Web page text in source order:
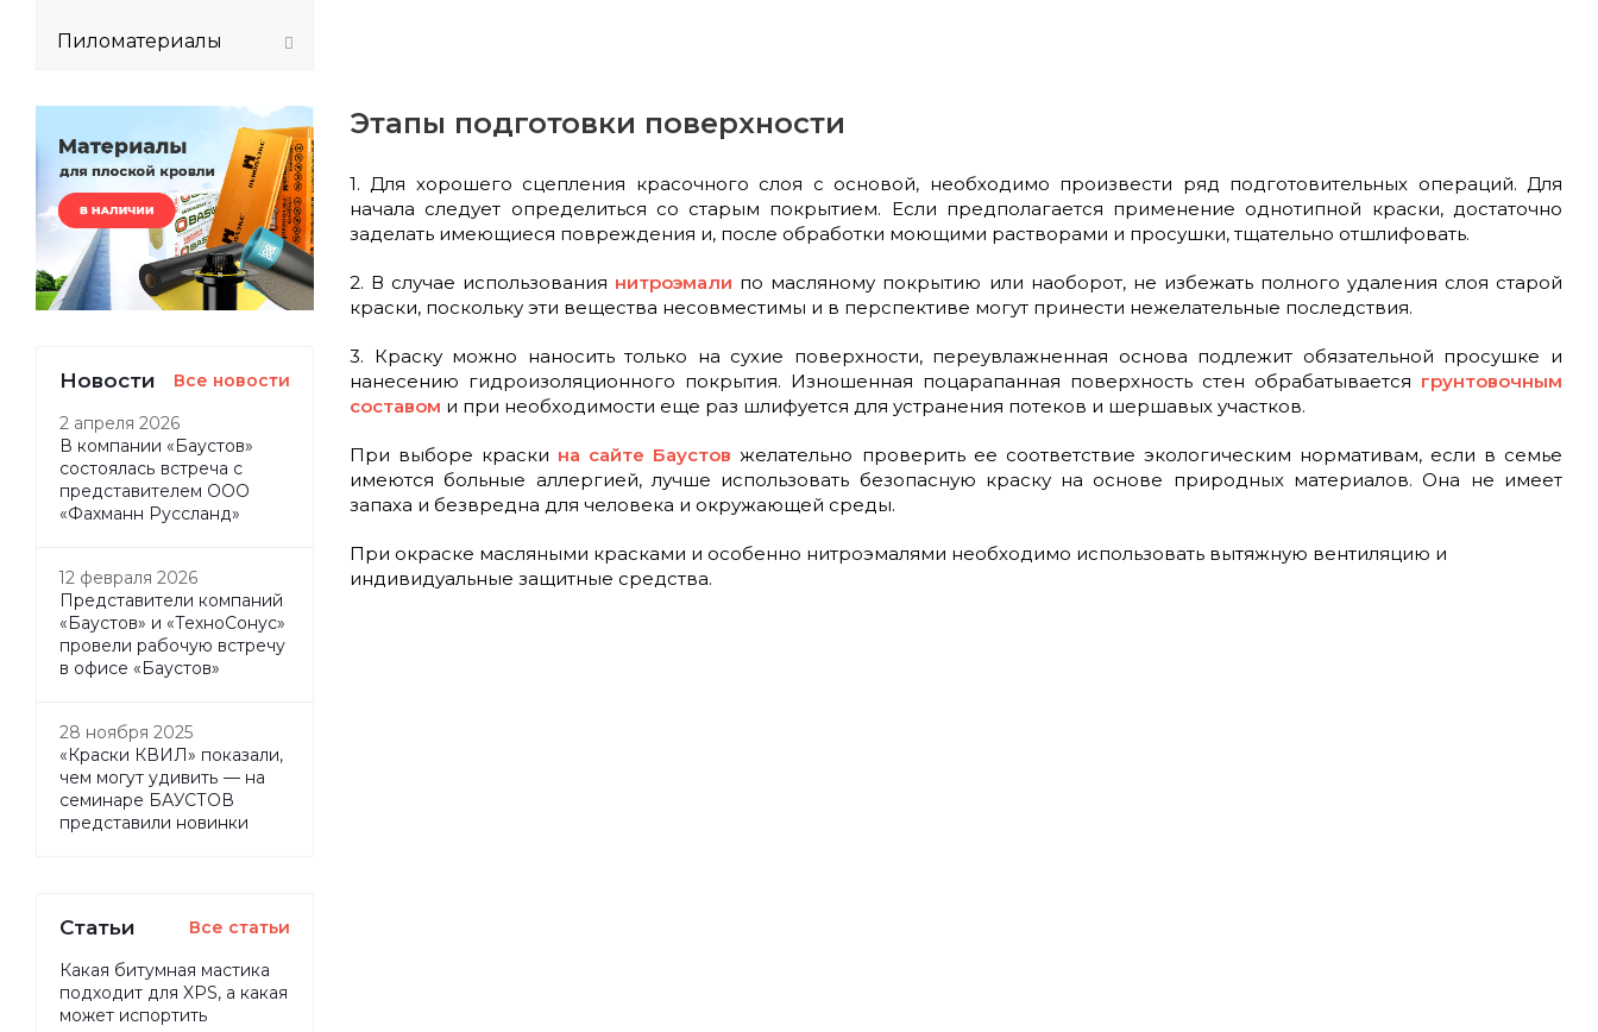
Этапы подготовки поверхности
1. Для хорошего сцепления красочного слоя с основой, необходимо произвести ряд подготовительных операций. Для
начала следует определиться со старым покрытием. Если предполагается применение однотипной краски, достаточно
заделать имеющиеся повреждения и, после обработки моющими растворами и просушки, тщательно отшлифовать.
2. В случае использования нитроэмали по масляному покрытию или наоборот, не избежать полного удаления слоя старой
краски, поскольку эти вещества несовместимы и в перспективе могут принести нежелательные последствия.
3. Краску можно наносить только на сухие поверхности, переувлажненная основа подлежит обязательной просушке и
нанесению гидроизоляционного покрытия. Изношенная поцарапанная поверхность стен обрабатывается грунтовочным
составом и при необходимости еще раз шлифуется для устранения потеков и шершавых участков.
При выборе краски на сайте Баустов желательно проверить ее соответствие экологическим нормативам, если в семье
имеются больные аллергией, лучше использовать безопасную краску на основе природных материалов. Она не имеет
запаха и безвредна для человека и окружающей среды.
При окраске масляными красками и особенно нитроэмалями необходимо использовать вытяжную вентиляцию и
индивидуальные защитные средства.
Пиломатериалы
Новости Все новости
2 апреля 2026
В компании «Баустов»
состоялась встреча с
представителем ООО
«Фахманн Руссланд»
12 февраля 2026
Представители компаний
«Баустов» и «ТехноСонус»
провели рабочую встречу
в офисе «Баустов»
28 ноября 2025
«Краски КВИЛ» показали,
чем могут удивить — на
семинаре БАУСТОВ
представили новинки
Статьи Все статьи
Какая битумная мастика
подходит для XPS, а какая
может испортить